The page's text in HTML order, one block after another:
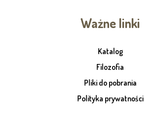
Ważne linki
Katalog
Filozofia
Pliki do pobrania
Polityka prywatności